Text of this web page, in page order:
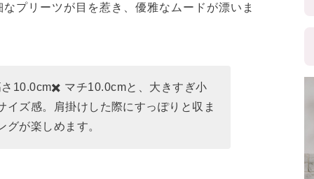
プリーツが目を惹き、優雅なムードが漂いま
10.0cm✖️ マチ10.0cmと、大きすぎ小
イズ感。肩掛けした際にすっぽりと収ま
グが楽しめます。